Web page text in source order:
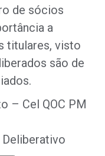
de sócios
a
titulares, visto
são de
– Cel QOC PM